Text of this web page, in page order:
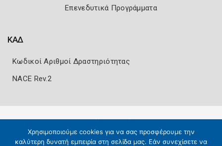
Επενεδυτικά Προγράμματα
ΚΑΔ
Κωδικοί Αριθμοί Δραστηριότητας
NACE Rev.2
Χρησιμοποιούμε cookies για να σας προσφέρουμε την
καλύτερη δυνατή εμπειρία στη σελίδα μας. Εάν συνεχίσετε να
Copyright 2026 Knowledge A.E.